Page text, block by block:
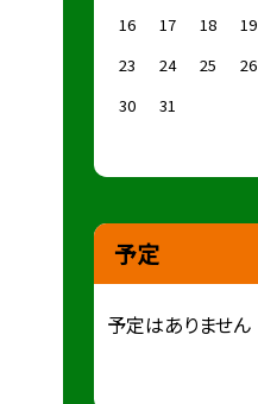
16
17 18 19
23
24 25 26
30
31
予定
予定はありません